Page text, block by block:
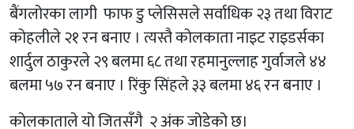
बैंगलोरका लागी फाफ डु प्लेसिसले सर्वाधिक २३ तथा विराट
कोहलीले २१ रन बनाए । त्यस्तै कोलकाता नाइट राइडर्सका
शार्दुल ठाकुरले २९ बलमा ६८ तथा रहमानुल्लाह गुर्वाजले ४४
बलमा ५७ रन बनाए । रिंकु सिंहले ३३ बलमा ४६ रन बनाए ।
कोलकाताले यो जितसँगै २ अंक जोडेको छ।